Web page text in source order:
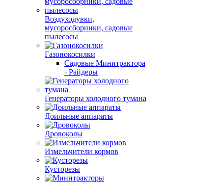
Воздуходувки,
мусоросборники, cадовые
пылесосы
Газонокосилки
Садовые Минитрактора
- Райдеры
Генераторы холодного тумана
Доильные аппараты
Дровоколы
Измельчители кормов
Кусторезы